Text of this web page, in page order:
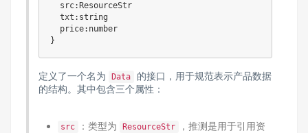
  src:ResourceStr
  txt:string
  price:number
定义了一个名为 Data
的接口，用于规范表示产品数据
的结构。其中包含三个属性：
src ：类型为 ResourceStr
，推测是用于引用资